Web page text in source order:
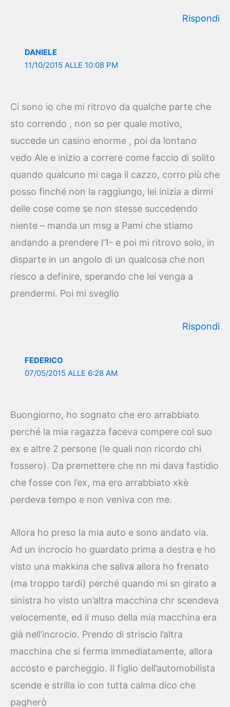
Rispondi
DANIELE
11/10/2015 ALLE 10:08 PM
Ci sono io che mi ritrovo da qualche parte che
sto correndo , non so per quale motivo,
succede un casino enorme , poi da lontano
vedo Ale e inizio a correre come faccio di solito
quando qualcuno mi caga il cazzo, corro più che
posso finché non la raggiungo, lei inizia a dirmi
delle cose come se non stesse succedendo
niente – manda un msg a Pami che stiamo
andando a prendere l’1- e poi mi ritrovo solo, in
disparte in un angolo di un qualcosa che non
riesco a definire, sperando che lei venga a
prendermi. Poi mi sveglio
Rispondi
FEDERICO
07/05/2015 ALLE 6:28 AM
Buongiorno, ho sognato che ero arrabbiato
perché la mia ragazza faceva compere col suo
ex e altre 2 persone (le quali non ricordo chi
fossero). Da premettere che nn mi dava fastidio
che fosse con l’ex, ma ero arrabbiato xkè
perdeva tempo e non veniva con me.
Allora ho preso la mia auto e sono andato via.
Ad un incrocio ho guardato prima a destra e ho
visto una makkina che saliva allora ho frenato
(ma troppo tardi) perché quando mi sn girato a
sinistra ho visto un’altra macchina chr scendeva
velocemente, ed il muso della mia macchina era
già nell’incrocio. Prendo di striscio l’altra
macchina che si ferma immediatamente, allora
accosto e parcheggio. Il figlio dell’automobilista
scende e strilla io con tutta calma dico che
pagherò